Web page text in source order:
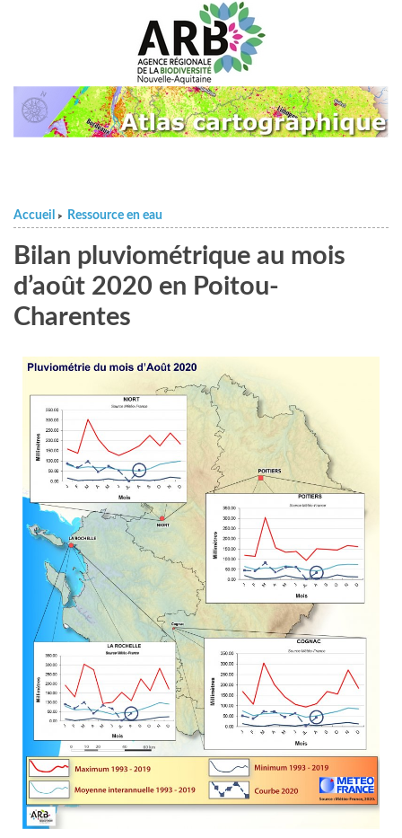
Accueil > Ressource en eau
Bilan pluviométrique au mois
d’août 2020 en Poitou-
Charentes